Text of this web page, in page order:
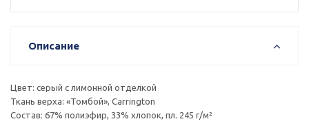
Описание
Цвет: серый с лимонной отделкой
Ткань верха: «Томбой», Carrington
Состав: 67% полиэфир, 33% хлопок, пл. 245 г/м²